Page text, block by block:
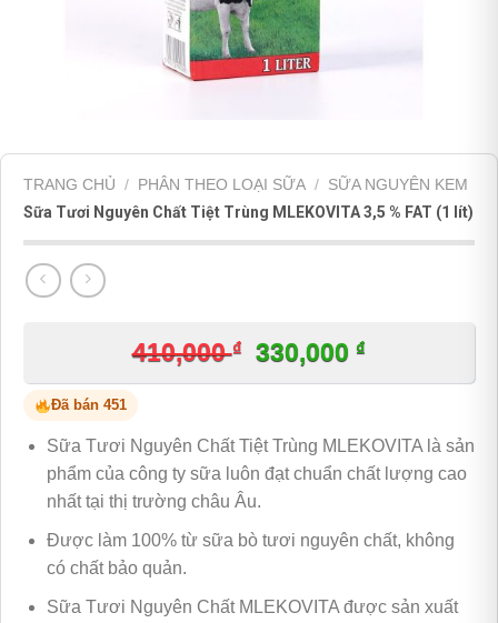
TRANG CHỦ / PHÂN THEO LOẠI SỮA / SỮA NGUYÊN KEM
Sữa Tươi Nguyên Chất Tiệt Trùng MLEKOVITA 3,5 % FAT (1 lít)
410,000₫
Giá
gốc
410,000 ₫.
330,000 ₫
hiện
là:
Đã bán 451
Sữa Tươi Nguyên Chất Tiệt Trùng MLEKOVITA là sản
phẩm của công ty sữa luôn đạt chuẩn chất lượng cao
nhất tại thị trường châu Âu.
Được làm 100% từ sữa bò tươi nguyên chất, không
có chất bảo quản.
Sữa Tươi Nguyên Chất MLEKOVITA được sản xuất